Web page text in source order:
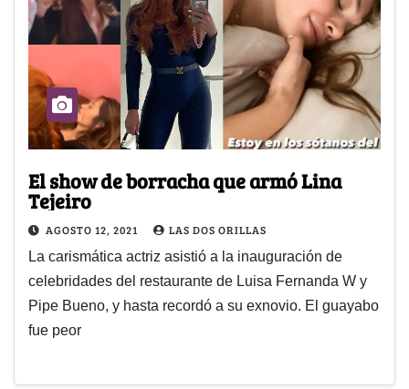
El show de borracha que armó Lina
Tejeiro
AGOSTO 12, 2021 LAS DOS ORILLAS
La carismática actriz asistió a la inauguración de
celebridades del restaurante de Luisa Fernanda W y
Pipe Bueno, y hasta recordó a su exnovio. El guayabo
fue peor